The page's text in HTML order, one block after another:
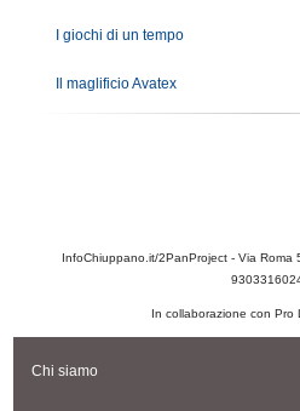
I giochi di un tempo
Il maglificio Avatex
InfoChiuppano.it/2PanProject - Via Roma
In collaborazione con Pro
Chi siamo